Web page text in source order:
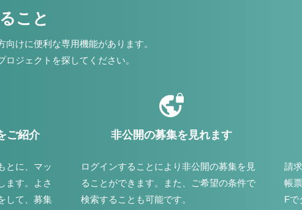
こと
けに便利な専用機能があります。
ジェクトを探してください。
ご紹介
とに、マッ
ます。よさ
して、募集
非公開の募集を見れます
ログインすることにより非公開の募集を見
ることができます。また、ご希望の条件で
検索することも可能です。
請
帳
Fで